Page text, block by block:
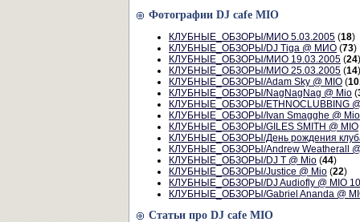
Фотографии DJ cafe MIO
КЛУБНЫЕ_ОБЗОРЫ/МИО 5.03.2005 (18)
КЛУБНЫЕ_ОБЗОРЫ/DJ Tiga @ МИО (73)
КЛУБНЫЕ_ОБЗОРЫ/МИО 19.03.2005 (24)
КЛУБНЫЕ_ОБЗОРЫ/МИО 25.03.2005 (14)
КЛУБНЫЕ_ОБЗОРЫ/Adam Sky @ MIO (
КЛУБНЫЕ_ОБЗОРЫ/NagNagNag @ Mio (
КЛУБНЫЕ_ОБЗОРЫ/ETHNOCLUBBING
КЛУБНЫЕ_ОБЗОРЫ/Ivan Smagghe @ Mio
КЛУБНЫЕ_ОБЗОРЫ/GILES SMITH @ MIO
КЛУБНЫЕ_ОБЗОРЫ/День рождения
КЛУБНЫЕ_ОБЗОРЫ/Andrew Weatherall
КЛУБНЫЕ_ОБЗОРЫ/DJ T @ Mio (44)
КЛУБНЫЕ_ОБЗОРЫ/Justice @ Mio (22)
КЛУБНЫЕ_ОБЗОРЫ/DJ Audiofly @ MIO
КЛУБНЫЕ_ОБЗОРЫ/Gabriel Ananda @
Статьи про DJ cafe MIO